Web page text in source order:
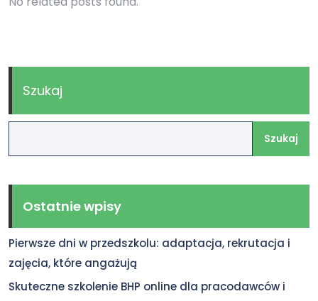
Szukaj
Szukaj
Ostatnie wpisy
Pierwsze dni w przedszkolu: adaptacja, rekrutacja i
zajęcia, które angażują
Skuteczne szkolenie BHP online dla pracodawców i